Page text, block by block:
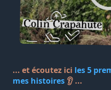
... et écoutez ici les 5
mes histoires 👂 ...